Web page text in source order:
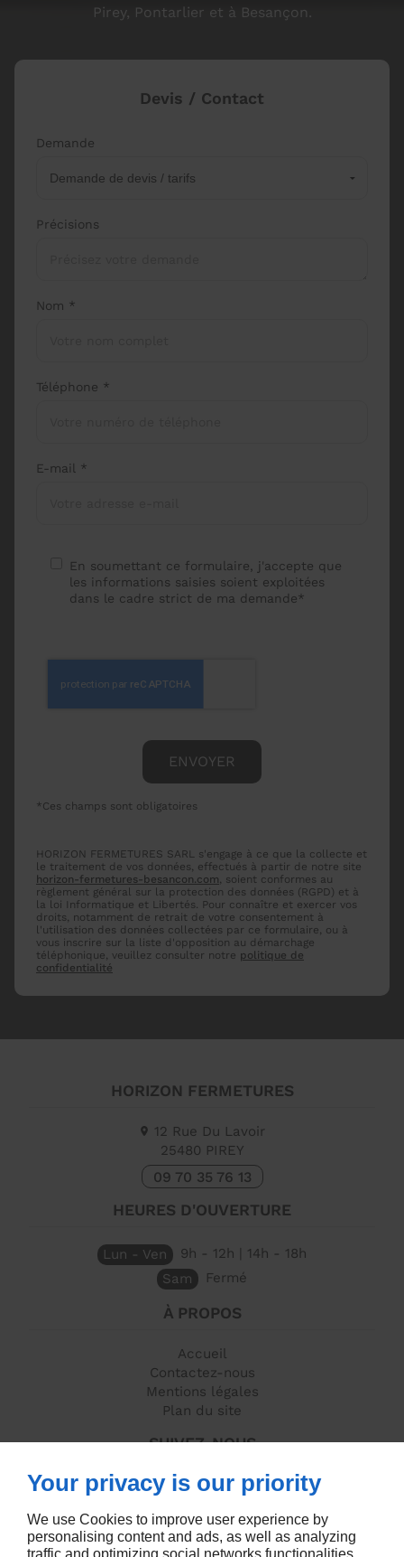
Pirey, Pontarlier et à Besançon.
Devis / Contact
Demande
Précisions
Nom *
Téléphone *
E-mail *
En soumettant ce formulaire, j'accepte que
les informations saisies soient exploitées
dans le cadre strict de ma demande*
*Ces champs sont obligatoires
HORIZON FERMETURES SARL s'engage à ce que la collecte et
le traitement de vos données, effectués à partir de notre site
horizon-fermetures-besancon.com, soient conformes au
règlement général sur la protection des données (RGPD) et à
la loi Informatique et Libertés. Pour connaître et exercer vos
droits, notamment de retrait de votre consentement à
l'utilisation des données collectées par ce formulaire, ou à
vous inscrire sur la liste d'opposition au démarchage
téléphonique, veuillez consulter notre politique de
confidentialité
HORIZON FERMETURES
12 Rue Du Lavoir
25480 PIREY
09 70 35 76 13
HEURES D'OUVERTURE
Lun - Ven
9h - 12h | 14h - 18h
Sam
Fermé
À PROPOS
Accueil
Contactez-nous
Mentions légales
Plan du site
SUIVEZ-NOUS
Your privacy is our priority
We use Cookies to improve user experience by
personalising content and ads, as well as analyzing
traffic and optimizing social networks functionalities.